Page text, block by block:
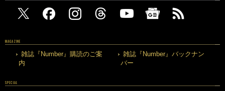
MAGAZINE
雑誌『Number』購読のご案
内
雑誌『Number』バックナン
バー
SPECIAL